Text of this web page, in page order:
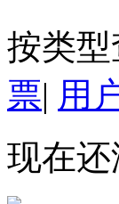
按类型
票| 用
现在